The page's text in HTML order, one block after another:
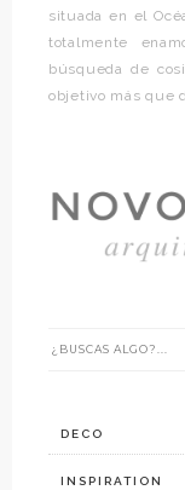
situada en el
totalmente
búsqueda de
objetivo más que
DECO
INSPIRATION